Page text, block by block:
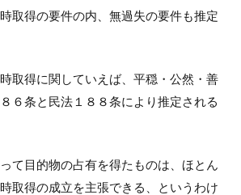
取得の要件の内、無過失の要件も推定
取得に関していえば、平穏・公然・善
６条と民法１８８条により推定される
て目的物の占有を得たものは、ほとん
取得の成立を主張できる、というわけ